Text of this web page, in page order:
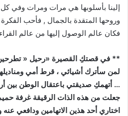
إلينا بأسلوبها هي مرات ومرات وفي
وروحها المتقدة بالجمال , فأحب
فكان عالم الوصول إليها من عالم
** في قصتكِ القصيرة «رحيل « تطرحين
لمن سأترك أشيائي ، قرط أمي
… أتهمكِ صديقتي باعتقال الوطن بين
جعلت من هذه الذات الرقيقة غرفة
اختاري أحد هذين الاتهامين ودافعي